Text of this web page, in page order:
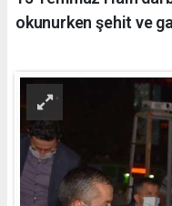
okunurken şehit ve